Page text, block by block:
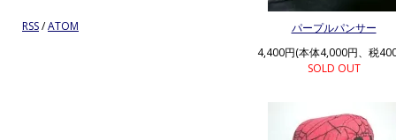
パープルパンサー
4,400円(本体4,000円、税
SOLD OUT
RSS/ATOM